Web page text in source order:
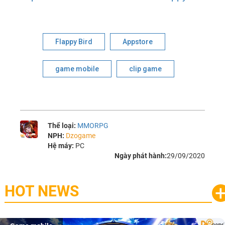
Flappy Bird Appstore
game mobile clip game
Thể loại: MMORPG
NPH: Dzogame
Hệ máy: PC
Ngày phát hành:29/09/2020
HOT NEWS